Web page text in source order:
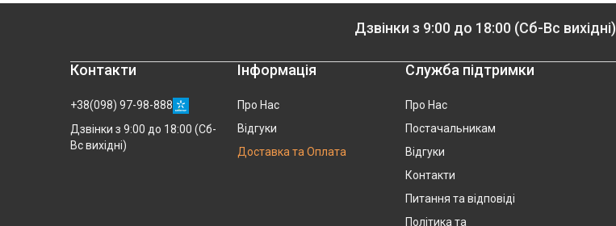
Дзвінки з 9:00 до 18:00 (Сб-Вс вихідні)
Контакти
+38(098) 97-98-888
Дзвінки з 9:00 до 18:00 (Сб-
Вс вихідні)
Інформація
Про Нас
Відгуки
Доставка та Оплата
Служба підтримки
Про Нас
Постачальникам
Відгуки
Контакти
Питання та відповіді
Політика та